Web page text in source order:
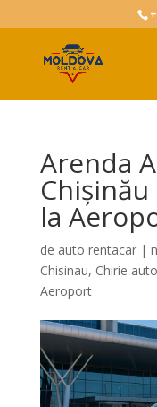
Arenda
la
de auto rentacar|
Chisinau, Chirie
Aeroport